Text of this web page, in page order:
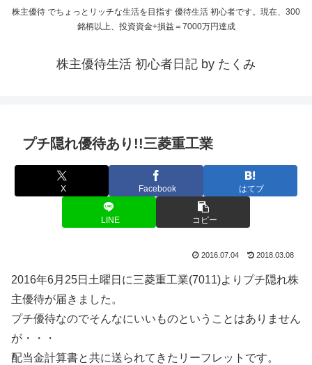
株主優待 でちょっとリッチな生活を目指す 優待生活 初心者です。現在、300
銘柄以上、投資資金+損益＝7000万円達成
株主優待生活 初心者日記 by たくみ
プチ隠れ優待あり!!三菱重工業
X Facebook はてブ
LINE コピー
2016.07.04 2018.03.08
2016年6月25日土曜日に三菱重工業(7011)よりプチ隠れ株
主優待が届きました。
プチ優待なのでそんなにいいものということはありません
が・・・
配当金計算書と共に送られてきたリーフレットです。